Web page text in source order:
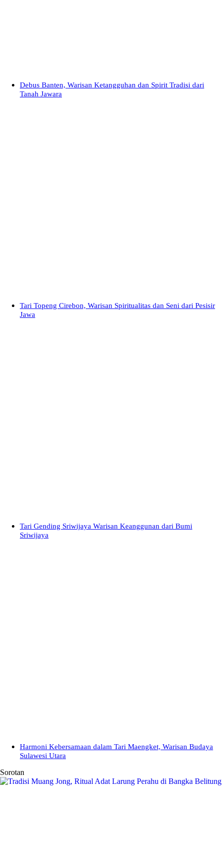
Debus Banten, Warisan Ketangguhan dan Spirit Tradisi dari
Tanah Jawara
Tari Topeng Cirebon, Warisan Spiritualitas dan Seni dari Pesisir
Jawa
Tari Gending Sriwijaya Warisan Keanggunan dari Bumi
Sriwijaya
Harmoni Kebersamaan dalam Tari Maengket, Warisan Budaya
Sulawesi Utara
Sorotan